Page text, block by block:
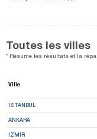
Toutes les villes
* Résume les résultats et la
Ville
İSTANBUL
ANKARA
IZMIR